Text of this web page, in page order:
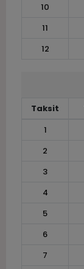
10
11
12
Taksit
1
2
3
4
5
6
7